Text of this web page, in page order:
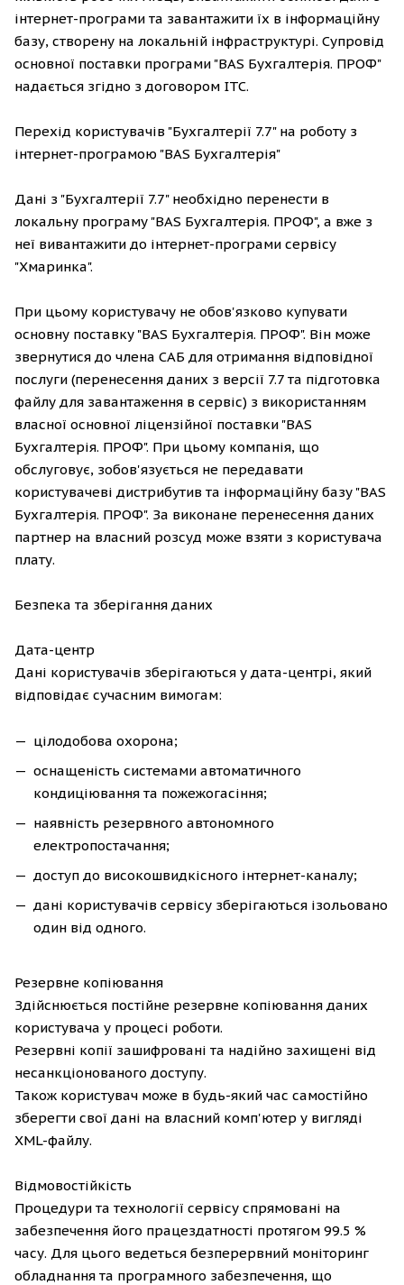
інтернет-програми та завантажити їх в інформаційну
базу, створену на локальній інфраструктурі. Супровід
основної поставки програми "BAS Бухгалтерія. ПРОФ"
надається згідно з договором ІТС.
Перехід користувачів "Бухгалтерії 7.7" на роботу з
інтернет-програмою "BAS Бухгалтерія"
Дані з "Бухгалтерії 7.7" необхідно перенести в
локальну програму "BAS Бухгалтерія. ПРОФ", а вже з
неї вивантажити до інтернет-програми сервісу
"Хмаринка".
При цьому користувачу не обов'язково купувати
основну поставку "BAS Бухгалтерія. ПРОФ". Він може
звернутися до члена САБ для отримання відповідної
послуги (перенесення даних з версії 7.7 та підготовка
файлу для завантаження в сервіс) з використанням
власної основної ліцензійної поставки "BAS
Бухгалтерія. ПРОФ". При цьому компанія, що
обслуговує, зобов'язується не передавати
користувачеві дистрибутив та інформаційну базу "BAS
Бухгалтерія. ПРОФ". За виконане перенесення даних
партнер на власний розсуд може взяти з користувача
плату.
Безпека та зберігання даних
Дата-центр
Дані користувачів зберігаються у дата-центрі, який
відповідає сучасним вимогам:
цілодобова охорона;
оснащеність системами автоматичного
кондиціювання та пожежогасіння;
наявність резервного автономного
електропостачання;
доступ до високошвидкісного інтернет-каналу;
дані користувачів сервісу зберігаються ізольовано
один від одного.
Резервне копіювання
Здійснюється постійне резервне копіювання даних
користувача у процесі роботи.
Резервні копії зашифровані та надійно захищені від
несанкціонованого доступу.
Також користувач може в будь-який час самостійно
зберегти свої дані на власний комп'ютер у вигляді
XML-файлу.
Відмовостійкість
Процедури та технології сервісу спрямовані на
забезпечення його працездатності протягом 99.5 %
часу. Для цього ведеться безперервний моніторинг
обладнання та програмного забезпечення, що